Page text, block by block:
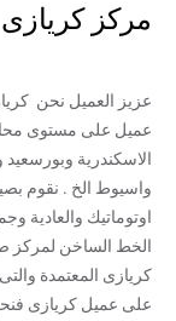
مركز كريازى
عميل على مستوى
الاسكندرية
واسيوط الخ . نقوم
اوتوماتيك والعادية
الخط الساخن لمركز
كريازى المعتمدة
على عميل كريازى